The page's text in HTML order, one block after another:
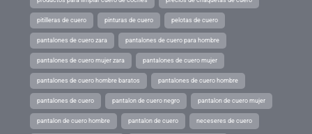
pitilleras de cuero pinturas de cuero pelotas de cuero
pantalones de cuero zara pantalones de cuero para hombre
pantalones de cuero mujer zara pantalones de cuero mujer
pantalones de cuero hombre baratos pantalones de cuero hombre
pantalones de cuero pantalon de cuero negro pantalon de cuero mujer
pantalon de cuero hombre pantalon de cuero neceseres de cuero